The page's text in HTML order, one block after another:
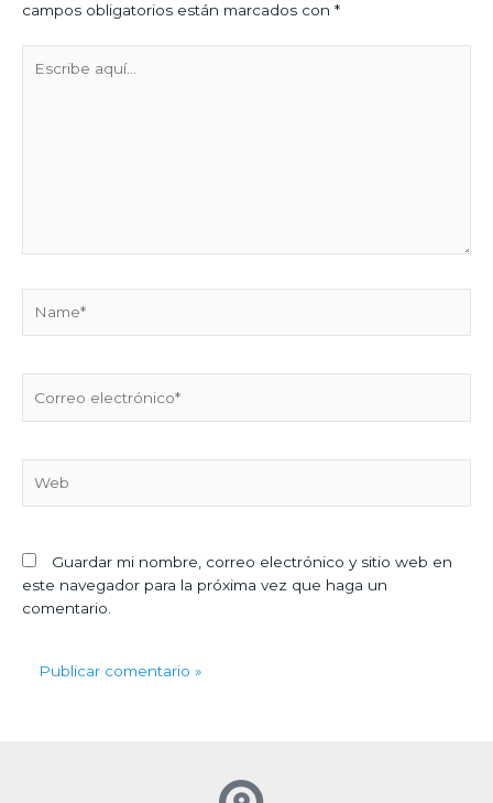
campos obligatorios están marcados con *
aquí...
electrónico*
Guardar mi nombre, correo electrónico y sitio web en
este navegador para la próxima vez que haga un
comentario.